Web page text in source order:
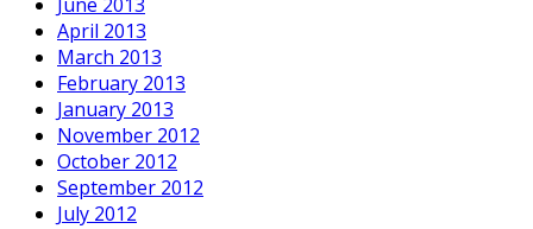
April 2013
March 2013
February 2013
January 2013
November 2012
October 2012
September 2012
July 2012